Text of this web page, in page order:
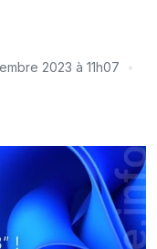
2023 à 11h07